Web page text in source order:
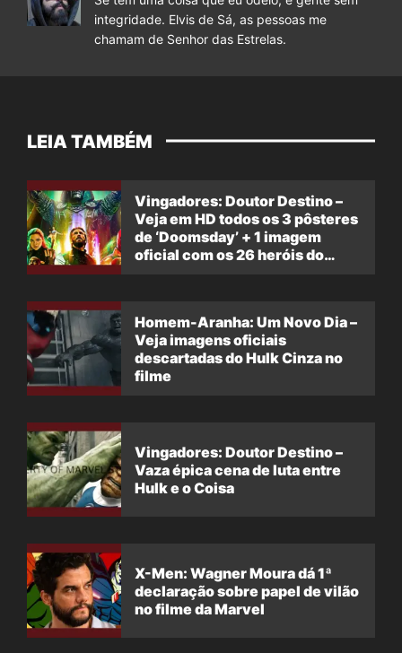
integridade. Elvis de Sá, as pessoas me
chamam de Senhor das Estrelas.
LEIA TAMBÉM
Vingadores: Doutor Destino –
Veja em HD todos os 3 pôsteres
de ‘Doomsday’ + 1 imagem
oficial com os 26 heróis do
Homem-Aranha: Um Novo Dia –
Veja imagens oficiais
descartadas do Hulk Cinza no
filme
Vingadores: Doutor Destino –
Vaza épica cena de luta entre
Hulk e o Coisa
X-Men: Wagner Moura dá 1ª
declaração sobre papel de vilão
no filme da Marvel